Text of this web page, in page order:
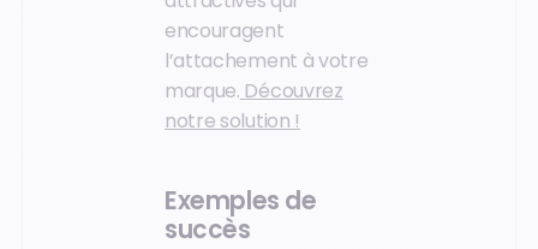
encouragent
l’attachement à votre
marque. Découvrez
notre solution !
Exemples de
succès